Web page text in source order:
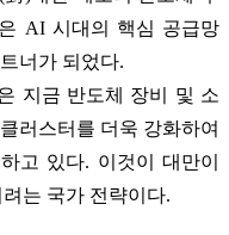
AI 시대의 핵심 공급망
너가 되었다.
지금 반도체 장비 및 소
러스터를 더욱 강화하여
고 있다. 이것이 대만이
는 국가 전략이다.